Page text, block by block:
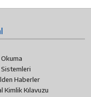
Haberler
Kimlik Kılavuzu